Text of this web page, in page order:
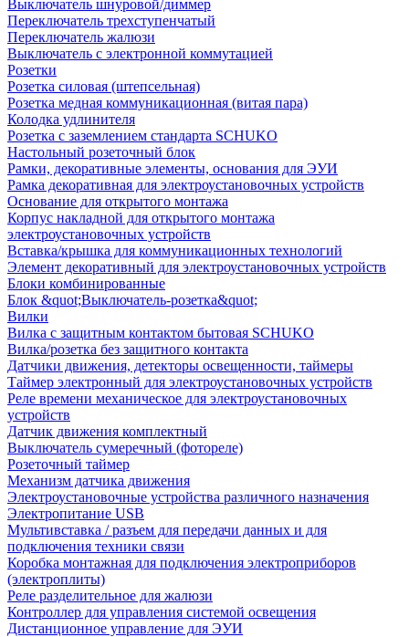
Выключатель шнуровой/диммер
Переключатель трехступенчатый
Переключатель жалюзи
Выключатель с электронной коммутацией
Розетки
Розетка силовая (штепсельная)
Розетка медная коммуникационная (витая пара)
Колодка удлинителя
Розетка с заземлением стандарта SCHUKO
Настольный розеточный блок
Рамки, декоративные элементы, основания для ЭУИ
Рамка декоративная для электроустановочных устройств
Основание для открытого монтажа
Корпус накладной для открытого монтажа
электроустановочных устройств
Вставка/крышка для коммуникационных технологий
Элемент декоративный для электроустановочных устройств
Блоки комбинированные
Блок &quot;Выключатель-розетка&quot;
Вилки
Вилка с защитным контактом бытовая SCHUKO
Вилка/розетка без защитного контакта
Датчики движения, детекторы освещенности, таймеры
Таймер электронный для электроустановочных устройств
Реле времени механическое для электроустановочных
устройств
Датчик движения комплектный
Выключатель сумеречный (фотореле)
Розеточный таймер
Механизм датчика движения
Электроустановочные устройства различного назначения
Электропитание USB
Мультивставка / разъем для передачи данных и для
подключения техники связи
Коробка монтажная для подключения электроприборов
(электроплиты)
Реле разделительное для жалюзи
Контроллер для управления системой освещения
Дистанционное управление для ЭУИ